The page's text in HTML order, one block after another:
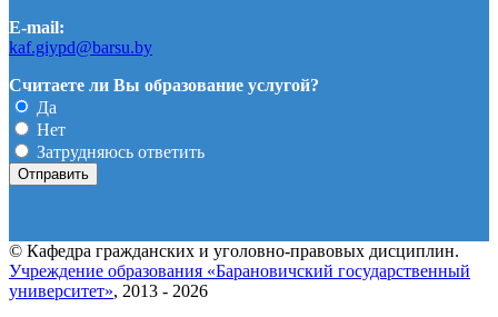
E-mail:
kaf.giypd@barsu.by
Считаете ли Вы образование услугой?
Да
Нет
Затрудняюсь ответить
© Кафедра гражданских и уголовно-правовых дисциплин.
Учреждение образования «Барановичский государственный
университет», 2013 - 2026